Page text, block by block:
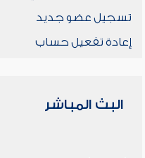
تسجيل عضو جديد
إعادة تفعيل حساب
البث المباشر